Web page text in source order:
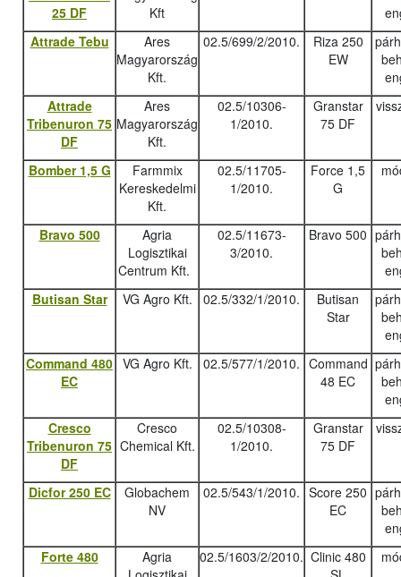
25 DF
Kft
Attrade Tebu
Ares
Magyarország
Kft.
02.5/699/2/2010.
Riza 250
EW
Attrade
Tribenuron 75
DF
Ares
Magyarország
Kft.
02.5/10306-
1/2010.
Granstar
75 DF
Bomber 1,5 G
Farmmix
Kereskedelmi
Kft.
02.5/11705-
1/2010.
Force 1,5
G
Bravo 500
Agria
Logisztikai
Centrum Kft.
02.5/11673-
3/2010.
Bravo 500
Butisan Star
VG Agro Kft. 02.5/332/1/2010.
Butisan
Star
Command 480
EC
VG Agro Kft. 02.5/577/1/2010. Command
48 EC
Cresco
Tribenuron 75
DF
Cresco
Chemical Kft.
02.5/10308-
1/2010.
Granstar
75 DF
Dicfor 250 EC
Globachem
NV
02.5/543/1/2010. Score 250
EC
Forte 480
Agria
02.5/1603/2/2010. Clinic 480